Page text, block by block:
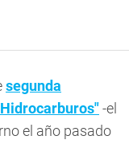
segunda
-el
el año pasado